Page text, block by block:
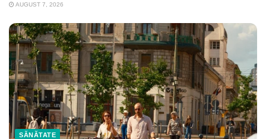
AUGUST 7, 2026
SĂNĂTATE